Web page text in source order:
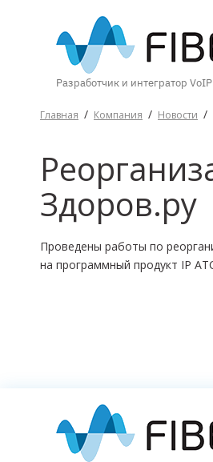
КОМПАНИЯ
ПРОДУКТЫ
УСЛУГИ
КЕЙСЫ
Разработчик и интегратор
Главная / Компания / Новости /
Здоров.ру
Проведены работы по
на программный продукт IP